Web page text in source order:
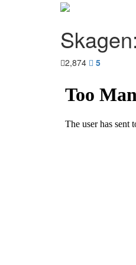
2,874 5